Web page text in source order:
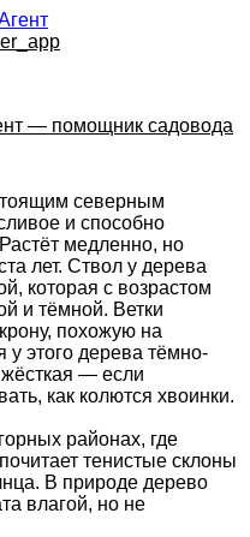
— помощник садовода
северным
и способно
медленно, но
лет. Ствол у дерева
которая с возрастом
и тёмной. Ветки
похожую на
этого дерева тёмно-
жёсткая — если
как колются хвоинки.
районах, где
тенистые склоны
В природе дерево
влагой, но не